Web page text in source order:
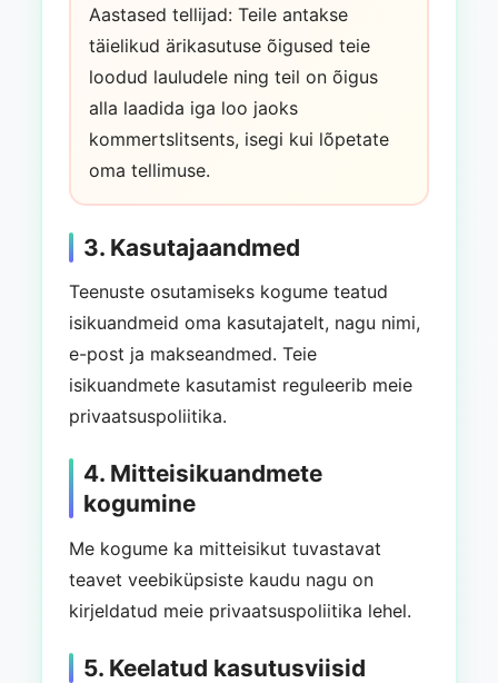
Aastased tellijad: Teile antakse
täielikud ärikasutuse õigused teie
loodud lauludele ning teil on õigus
alla laadida iga loo jaoks
kommertslitsents, isegi kui lõpetate
oma tellimuse.
3. Kasutajaandmed
Teenuste osutamiseks kogume teatud
isikuandmeid oma kasutajatelt, nagu nimi,
e-post ja makseandmed. Teie
isikuandmete kasutamist reguleerib meie
privaatsuspoliitika.
4. Mitteisikuandmete
kogumine
Me kogume ka mitteisikut tuvastavat
teavet veebiküpsiste kaudu nagu on
kirjeldatud meie privaatsuspoliitika lehel.
5. Keelatud kasutusviisid